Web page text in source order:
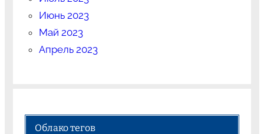
Июнь 2023
Май 2023
Апрель 2023
Облако тегов